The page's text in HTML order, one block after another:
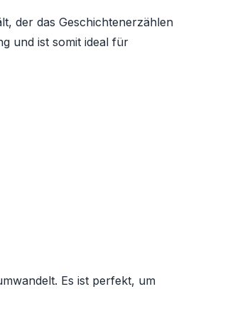
der das Geschichtenerzählen
und ist somit ideal für
Es ist perfekt, um